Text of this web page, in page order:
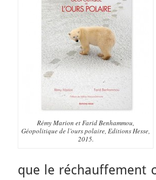
Rémy Marion et Farid Benhammou,
Géopolitique de l’ours polaire, Editions Hesse,
2015.
que le réchauffement